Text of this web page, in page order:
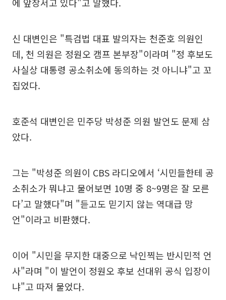
신 대변인은 "특검법 대표 발의자는 천준호 의원인
데, 천 의원은 정원오 캠프 본부장"이라며 "정 후보도
사실상 대통령 공소취소에 동의하는 것 아니냐"고 꼬
집었다.
호준석 대변인은 민주당 박성준 의원 발언도 문제 삼
았다.
그는 "박성준 의원이 CBS 라디오에서 ‘시민들한테 공
소취소가 뭐냐고 물어보면 10명 중 8~9명은 잘 모른
다’고 말했다"며 "듣고도 믿기지 않는 역대급 망
언"이라고 비판했다.
이어 "시민을 무지한 대중으로 낙인찍는 반시민적 언
사"라며 "이 발언이 정원오 후보 선대위 공식 입장이
냐"고 따져 물었다.